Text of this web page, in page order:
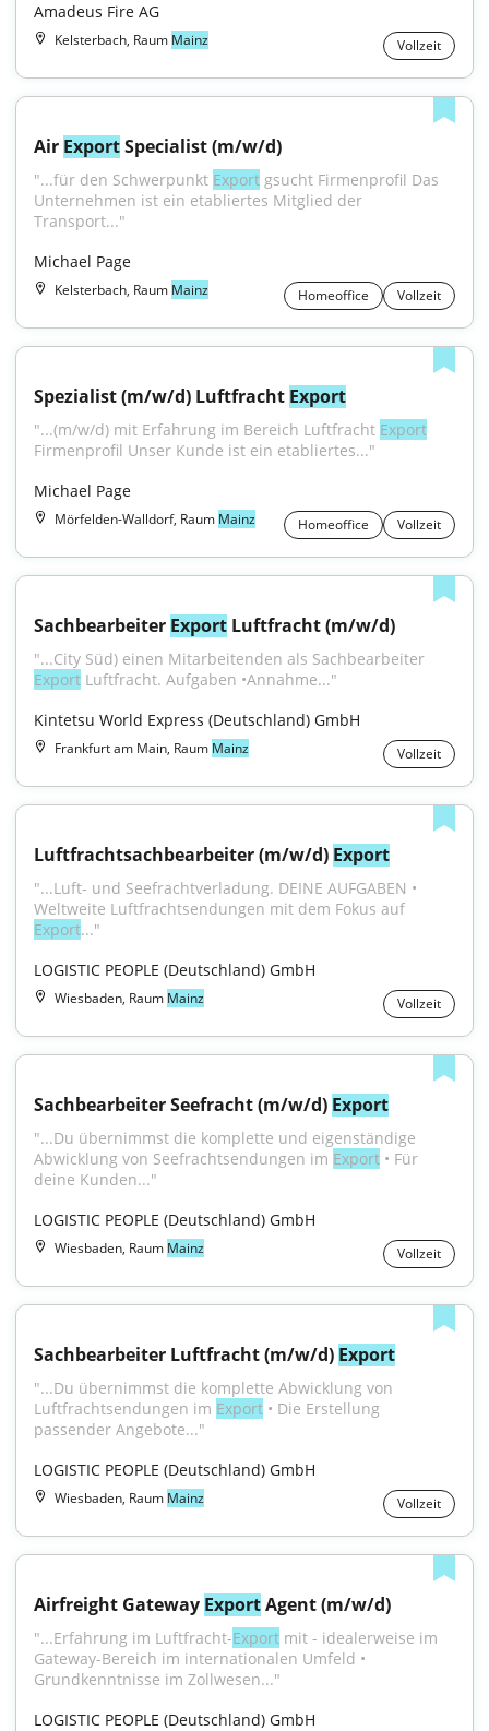
Amadeus Fire AG
Kelsterbach, Raum Mainz Vollzeit
Air Export Specialist (m/w/d)
"...für den Schwerpunkt Export gsucht Firmenprofil Das
Unternehmen ist ein etabliertes Mitglied der
Transport..."
Michael Page
Kelsterbach, Raum Mainz Homeoffice Vollzeit
Spezialist (m/w/d) Luftfracht Export
"...(m/w/d) mit Erfahrung im Bereich Luftfracht Export
Firmenprofil Unser Kunde ist ein etabliertes..."
Michael Page
Mörfelden-Walldorf, Raum Mainz Homeoffice Vollzeit
Sachbearbeiter Export Luftfracht (m/w/d)
Export Luftfracht. Aufgaben •Annahme..."
Kintetsu World Express (Deutschland) GmbH
Frankfurt am Main, Raum Mainz Vollzeit
Luftfrachtsachbearbeiter (m/w/d) Export
"...Luft- und Seefrachtverladung. DEINE AUFGABEN •
Export..."
LOGISTIC PEOPLE (Deutschland) GmbH
Wiesbaden, Raum Mainz Vollzeit
Sachbearbeiter Seefracht (m/w/d) Export
"...Du übernimmst die komplette und eigenständige
Abwicklung von Seefrachtsendungen im Export • Für
deine Kunden..."
LOGISTIC PEOPLE (Deutschland) GmbH
Wiesbaden, Raum Mainz Vollzeit
Sachbearbeiter Luftfracht (m/w/d) Export
"...Du übernimmst die komplette Abwicklung von
Luftfrachtsendungen im Export • Die Erstellung
passender Angebote..."
LOGISTIC PEOPLE (Deutschland) GmbH
Wiesbaden, Raum Mainz Vollzeit
Airfreight Gateway Export Agent (m/w/d)
"...Erfahrung im Luftfracht-Export mit - idealerweise im
Gateway-Bereich im internationalen Umfeld •
Grundkenntnisse im Zollwesen..."
LOGISTIC PEOPLE (Deutschland) GmbH